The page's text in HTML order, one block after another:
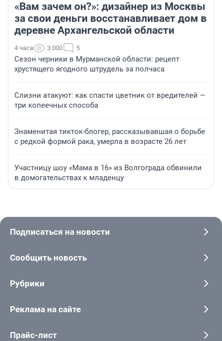
«Вам зачем он?»: дизайнер из Москвы
за свои деньги восстанавливает дом в
деревне Архангельской области
4 часа 3 000 5
Сезон черники в Мурманской области: рецепт
хрустящего ягодного штрудель за полчаса
Слизни атакуют: как спасти цветник от вредителей —
три копеечных способа
Знаменитая тикток-блогер, рассказывавшая о борьбе
с редкой формой рака, умерла в возрасте 26 лет
Участницу шоу «Мама в 16» из Волгограда обвинили
в домогательствах к младенцу
Подписаться на новости
Сообщить новость
Рубрики
Реклама на сайте
Прайс-лист